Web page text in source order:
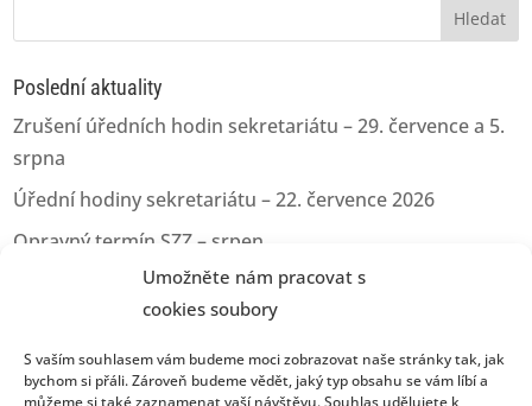
Umožněte nám pracovat s
cookies soubory
S vaším souhlasem vám budeme moci zobrazovat naše stránky tak, jak
bychom si přáli. Zároveň budeme vědět, jaký typ obsahu se vám líbí a
můžeme si také zaznamenat vaší návštěvu. Souhlas udělujete k
Poslední aktuality
Zrušení úředních hodin sekretariátu – 29. července a 5.
srpna
Úřední hodiny sekretariátu – 22. července 2026
Opravný termín SZZ – srpen
Opravný termín pro odevzdání kvalifikačních prací
Úřední hodiny sekretariátu – 11.06.2026